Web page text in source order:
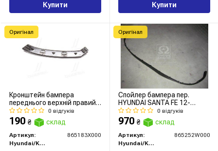
Купити Купити
Кронштейн бампера
переднього верхній правий
(86518-3X000) Mobis
0 відгуків
190 ₴ склад
Артикул:
865183X000
Hyundai/Kia/Mobis
Оригінал
Спойлер бампера пер.
HYUNDAI SANTA FE 12-
(Mobis)
0 відгуків
970 ₴ склад
Артикул:
865252W000
Hyundai/Kia/Mobis
Оригінал